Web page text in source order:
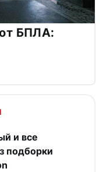
БПЛА:
и все
подборки